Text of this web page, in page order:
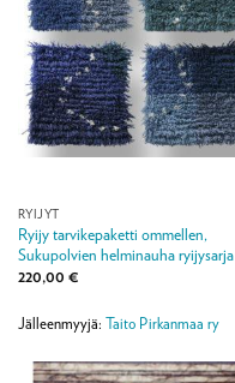
RYIJYT
Ryijy tarvikepaketti ommellen,
Sukupolvien helminauha ryijysarja
220,00 €
Jälleenmyyjä: Taito Pirkanmaa ry